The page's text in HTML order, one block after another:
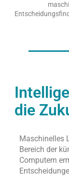
die
Maschinelles
Bereich der
Computern